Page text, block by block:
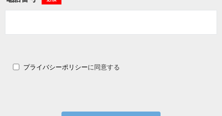
プライバシーポリシーに同意する